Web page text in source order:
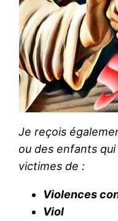
Je reçois
ou des enfants
victimes de :
Violences
Viol